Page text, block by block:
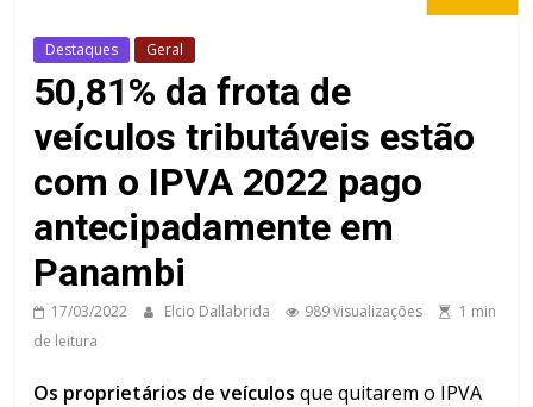
Destaques Geral
50,81% da frota de
veículos tributáveis estão
com o IPVA 2022 pago
antecipadamente em
Panambi
17/03/2022 Elcio Dallabrida 989 visualizações
1 min
de leitura
Os proprietários de veículos que quitarem o IPVA